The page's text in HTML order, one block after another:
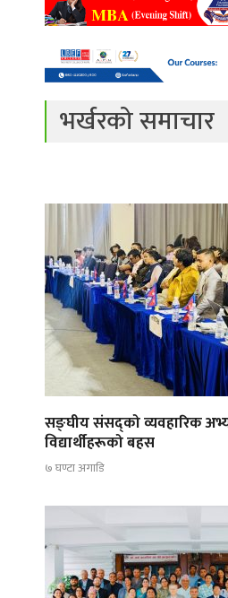
भर्खरको समाचार
सङ्घीय संसद्को व्यवहारिक
विद्यार्थीहरूको बहस
७ घण्टा अगाडि